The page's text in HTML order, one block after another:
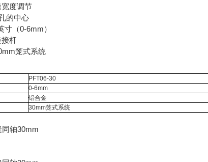
度调节
的中心
寸（0-6mm）
杆
笼式系统
PFT06-30
0-6mm
铝合金
30mm笼式系统